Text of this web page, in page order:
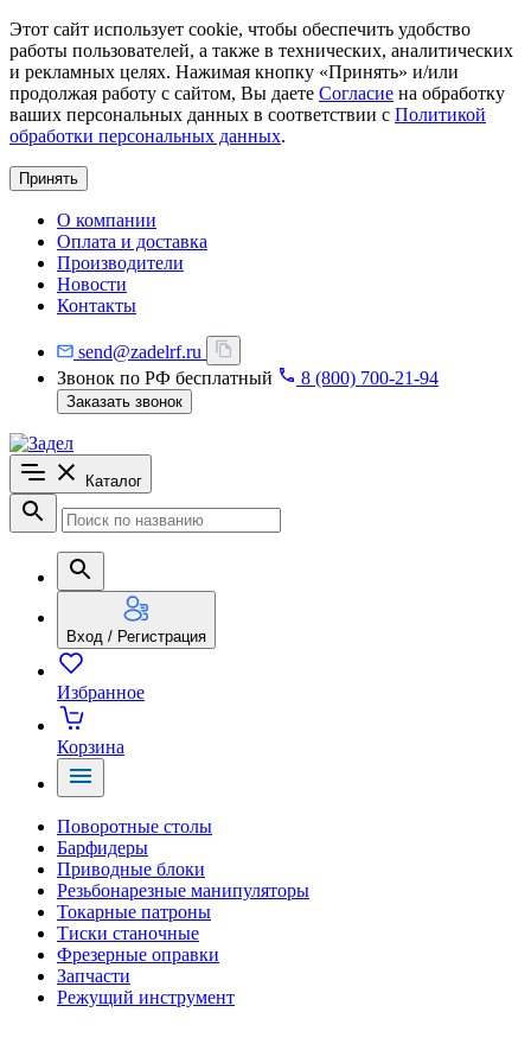
Этот сайт использует cookie, чтобы обеспечить удобство
работы пользователей, а также в технических, аналитических
и рекламных целях. Нажимая кнопку «Принять» и/или
продолжая работу с сайтом, Вы даете Согласие на обработку
ваших персональных данных в соответствии с Политикой
обработки персональных данных.
Принять
О компании
Оплата и доставка
Производители
Новости
Контакты
send@zadelrf.ru
Звонок по РФ бесплатный
8 (800) 700-21-94
Заказать звонок
Каталог
Вход / Регистрация
Избранное
Корзина
Поворотные столы
Барфидеры
Приводные блоки
Резьбонарезные манипуляторы
Токарные патроны
Тиски станочные
Фрезерные оправки
Запчасти
Режущий инструмент